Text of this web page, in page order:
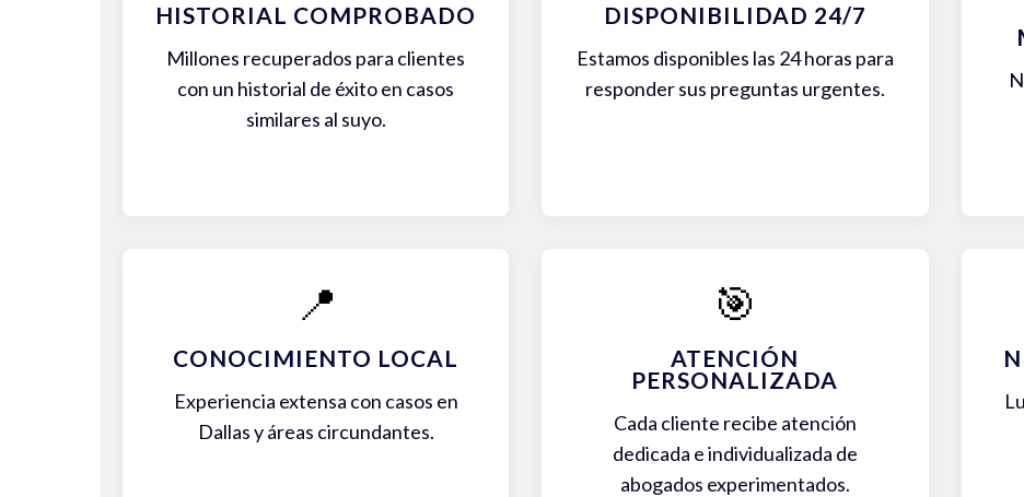
HISTORIAL COMPROBADO
Millones recuperados para clientes
con un historial de éxito en casos
similares al suyo.
DISPONIBILIDAD 24/7
Estamos disponibles las 24 horas para
responder sus preguntas urgentes.
📍
CONOCIMIENTO LOCAL
Experiencia extensa con casos en
Dallas y áreas circundantes.
🎯
ATENCIÓN
PERSONALIZADA
Cada cliente recibe atención
dedicada e individualizada de
abogados experimentados.